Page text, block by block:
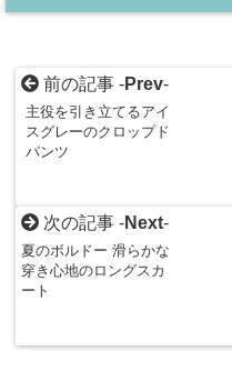
前の記事 -Prev-
主役を引き立てるアイ
スグレーのクロップド
パンツ
次の記事 -Next-
夏のボルドー 滑らかな
穿き心地のロングスカ
ート